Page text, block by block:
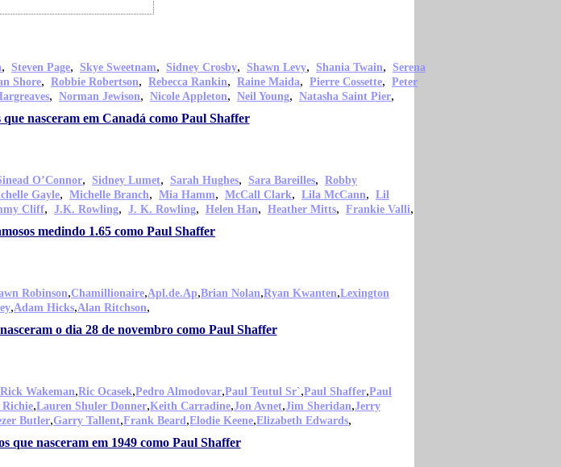
, Steven Page, Skye Sweetnam, Sidney Crosby, Shawn Levy, Shania Twain, Serena
Shore, Robbie Robertson, Rebecca Rankin, Raine Maida, Pierre Cossette, Peter
, Norman Jewison, Nicole Appleton, Neil Young, Natasha Saint Pier,
nasceram em Canadá como Paul Shaffer
O’Connor, Sidney Lumet, Sarah Hughes, Sara Bareilles, Robby
Gayle, Michelle Branch, Mia Hamm, McCall Clark, Lila McCann, Lil
Cliff, J.K. Rowling, J. K. Rowling, Helen Han, Heather Mitts, Frankie Valli,
medindo 1.65 como Paul Shaffer
Robinson,Chamillionaire,Apl.de.Ap,Brian Nolan,Ryan Kwanten,Lexington
,Adam Hicks,Alan Ritchson,
o dia 28 de novembro como Paul Shaffer
Rick Wakeman,Ric Ocasek,Pedro Almodovar,Paul Teutul Sr`,Paul Shaffer,Paul
,Lauren Shuler Donner,Keith Carradine,Jon Avnet,Jim Sheridan,Jerry
Butler,Garry Tallent,Frank Beard,Elodie Keene,Elizabeth Edwards,
que nasceram em 1949 como Paul Shaffer